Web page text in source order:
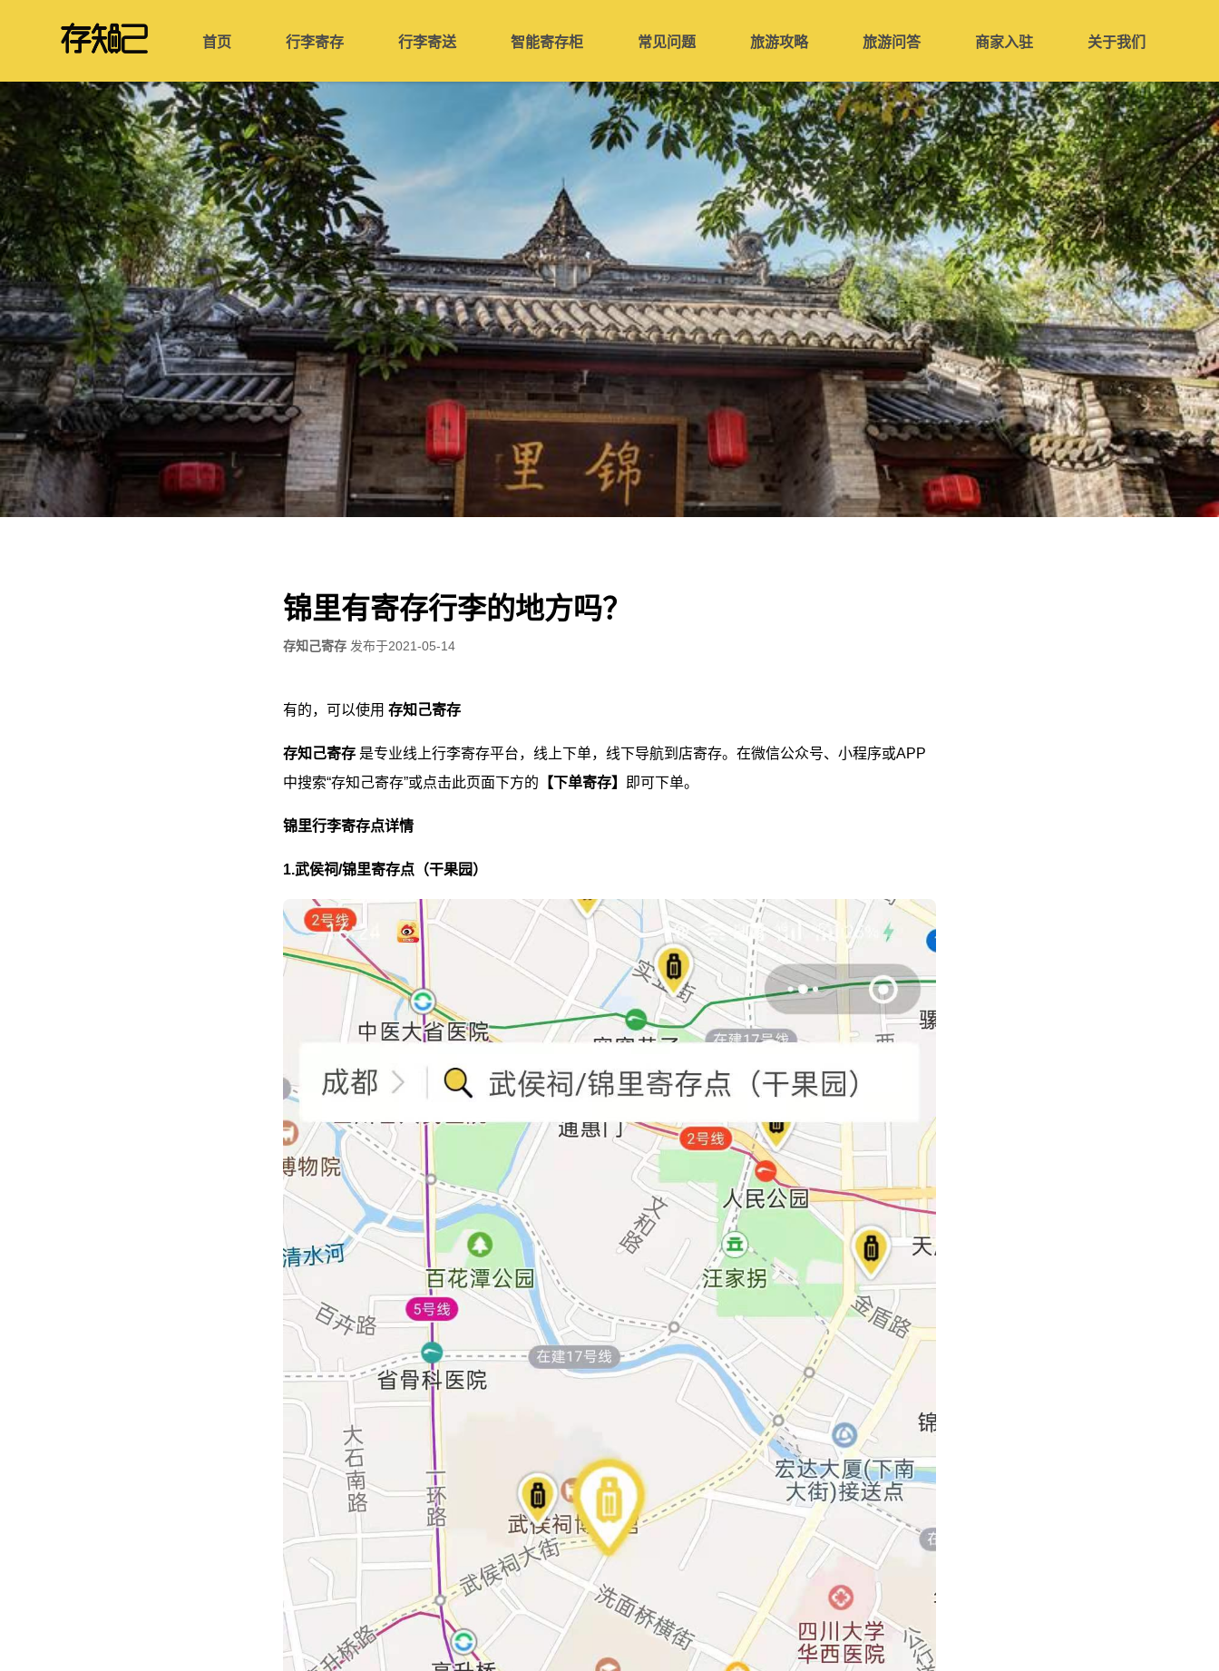
首页 行李寄存 行李寄送 智能寄存柜 常见问题 旅游攻略 旅游问答 商家入驻 关于我们
锦里有寄存行李的地方吗？
存知己寄存 发布于2021-05-14
有的，可以使用 存知己寄存
存知己寄存 是专业线上行李寄存平台，线上下单，线下导航到店寄存。在微信公众号、小程序或APP
中搜索“存知己寄存”或点击此页面下方的 【下单寄存】 即可下单。
锦里行李寄存点详情
1.武侯祠/锦里寄存点（干果园）